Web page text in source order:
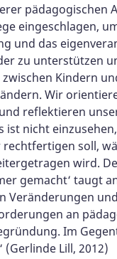
pädagogischen
eingeschlagen,
und das
zu unterstützen
Kindern
Wir
reflektieren
ist nicht
rechtfertigen soll,
wird.
gemacht‘ taugt
Veränderungen
an
Im
Lill, 2012)